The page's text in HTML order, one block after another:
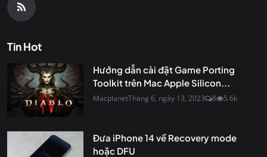
Tin Hot
Hướng dẫn cài đặt Game Porting
Toolkit trên Mac Apple Silicon...
MacplanetTháng 6, ngày 13, 2023 8 5.6k
Đưa iPhone 14 về Recovery mode
hoặc DFU